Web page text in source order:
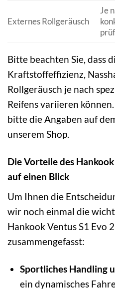
Externes Rollgeräusch
Je
Bitte beachten Sie, dass
Kraftstoffeffizienz,
Rollgeräusch je nach
Reifens variieren
bitte die Angaben auf
unserem Shop.
Die Vorteile des
auf einen Blick
Um Ihnen die
wir noch einmal die
Hankook Ventus S1 Evo
zusammengefasst:
Sportliches Handling
ein dynamisches